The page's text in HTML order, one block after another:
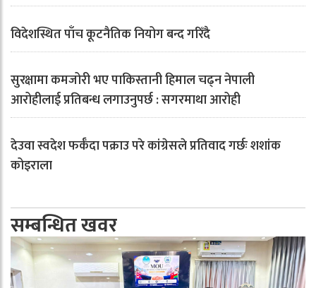
विदेशस्थित पाँच कूटनैतिक नियोग बन्द गरिँदै
सुरक्षामा कमजोरी भए पाकिस्तानी हिमाल चढ्न नेपाली
आरोहीलाई प्रतिबन्ध लगाउनुपर्छ : सगरमाथा आरोही
देउवा स्वदेश फर्कँदा पक्राउ परे कांग्रेसले प्रतिवाद गर्छः शशांक
कोइराला
सम्बन्धित खवर